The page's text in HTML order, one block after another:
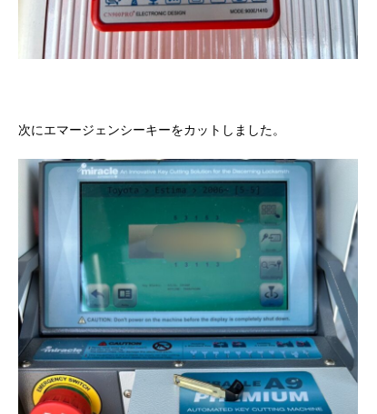
次にエマージェンシーキーをカットしました。